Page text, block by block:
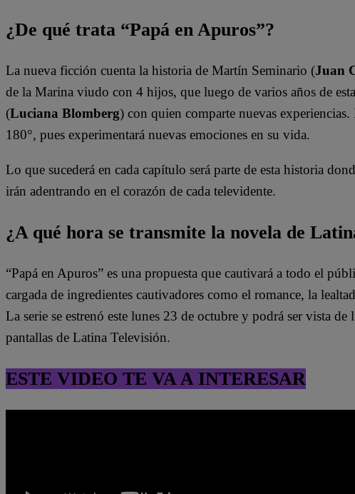
¿De qué trata “Papá en Apuros”?
La nueva ficción cuenta la historia de Martín Seminario (Juan
de la Marina viudo con 4 hijos, que luego de varios años de
(Luciana Blomberg) con quien comparte nuevas
180°, pues experimentará nuevas emociones en su vida.
Lo que sucederá en cada capítulo será parte de esta historia
irán adentrando en el corazón de cada televidente.
¿A qué hora se transmite la novela de
“Papá en Apuros” es una propuesta que cautivará a todo el
cargada de ingredientes cautivadores como el romance, la
La serie se estrenó este lunes 23 de octubre y podrá ser vista
pantallas de Latina Televisión.
ESTE VIDEO TE VA A INTERESAR